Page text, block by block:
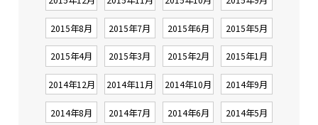
2015年8月 2015年7月 2015年6月 2015年5月
2015年4月 2015年3月 2015年2月 2015年1月
2014年12月 2014年11月 2014年10月 2014年9月
2014年8月 2014年7月 2014年6月 2014年5月